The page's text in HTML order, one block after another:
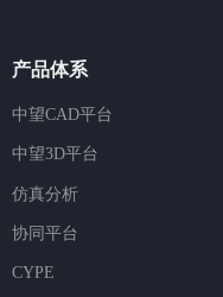
产品体系
中望CAD平台
中望3D平台
仿真分析
协同平台
CYPE